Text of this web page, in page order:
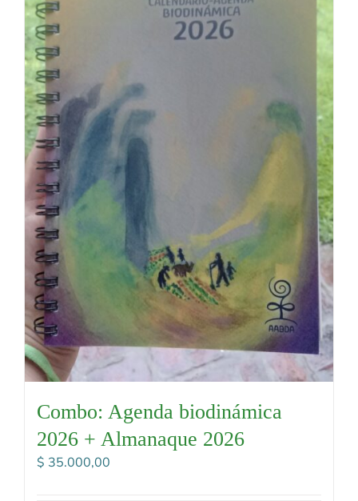
Combo: Agenda biodinámica
2026 + Almanaque 2026
$ 35.000,00